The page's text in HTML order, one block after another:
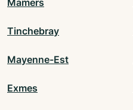
Mamers
Tinchebray
Mayenne-Est
Exmes